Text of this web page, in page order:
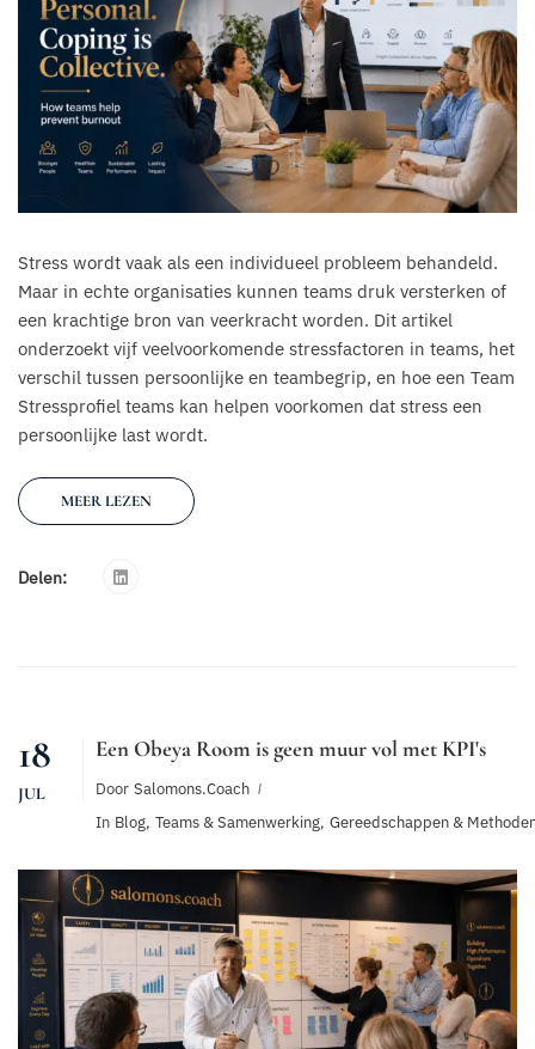
Stress wordt vaak als een individueel probleem behandeld.
Maar in echte organisaties kunnen teams druk versterken of
een krachtige bron van veerkracht worden. Dit artikel
onderzoekt vijf veelvoorkomende stressfactoren in teams, het
verschil tussen persoonlijke en teambegrip, en hoe een Team
Stressprofiel teams kan helpen voorkomen dat stress een
persoonlijke last wordt.
MEER LEZEN
Delen:
18
JUL
Een Obeya Room is geen muur vol met KPI's
Door Salomons.coach
In Blog, Teams & Samenwerking, Gereedschappen &